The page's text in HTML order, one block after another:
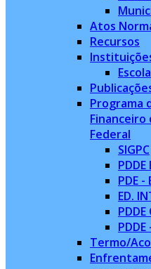
Atos
Recursos
Programa
Financeiro
Federal
SIGPC
PDE -
ED.
PDDE
PDDE
Termo/